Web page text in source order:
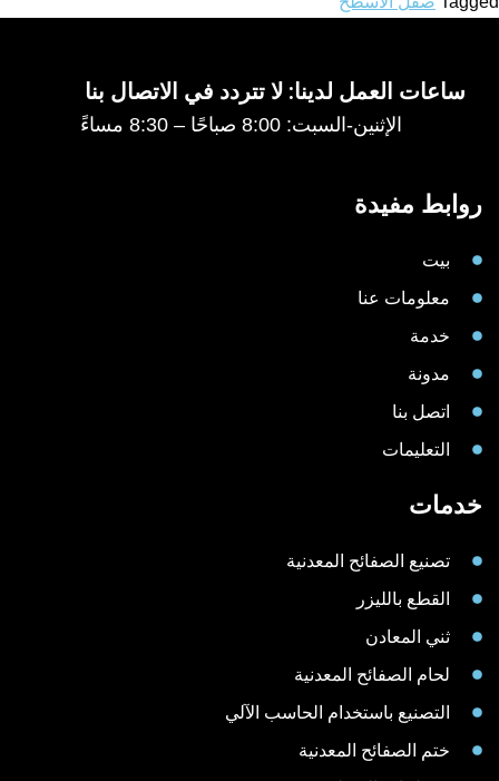
ساعات العمل لدينا: لا تتردد في الاتصال بنا
الإثنين-السبت: 8:00 صباحًا – 8:30 مساءً
روابط مفيدة
بيت
معلومات عنا
خدمة
مدونة
اتصل بنا
التعليمات
خدمات
تصنيع الصفائح المعدنية
القطع بالليزر
ثني المعادن
لحام الصفائح المعدنية
التصنيع باستخدام الحاسب الآلي
ختم الصفائح المعدنية